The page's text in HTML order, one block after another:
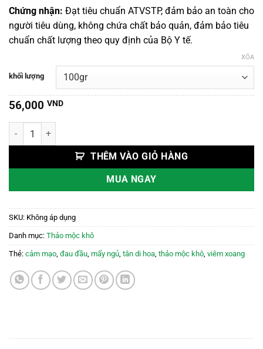
Chứng nhận: Đạt tiêu chuẩn ATVSTP, đảm bảo an toàn cho
người tiêu dùng, không chứa chất bảo quản, đảm bảo tiêu
chuẩn chất lượng theo quy định của Bộ Y tế.
khối lượng
XÓA
56,000 VND
Tân Di Hoa số lượng
THÊM VÀO GIỎ HÀNG
MUA NGAY
SKU: Không áp dụng
Danh mục: Thảo mộc khô
Thẻ: cảm mạo đau đầu mấy ngủ tân di hoa thảo mộc khô viêm xoang